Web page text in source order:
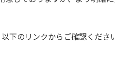
下のリンクからご確認くださ